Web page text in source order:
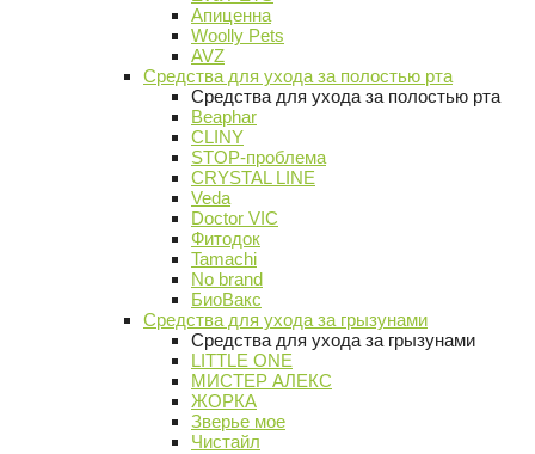
Апиценна
Woolly Pets
AVZ
Средства для ухода за полостью рта
Средства для ухода за полостью рта
Beaphar
CLINY
STOP-проблема
CRYSTAL LINE
Veda
Doctor VIC
Фитодок
Tamachi
No brand
БиоВакс
Средства для ухода за грызунами
Средства для ухода за грызунами
LITTLE ONE
МИСТЕР АЛЕКС
ЖОРКА
Зверье мое
Чистайл